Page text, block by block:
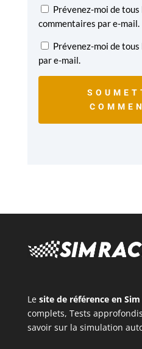
Prévenez-moi de tous
commentaires par e-mail.
Prévenez-moi de
par e-mail.
Le site de référence en Sim
complets, Tests
savoir sur la simulation